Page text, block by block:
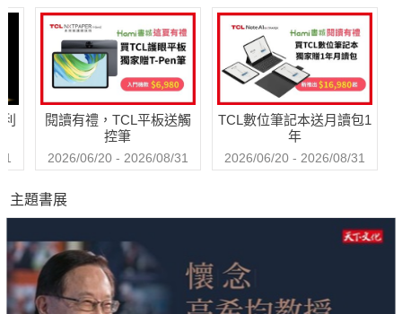
閱讀有禮，TCL平板送觸
控筆
2026/06/20 - 2026/08/31
TCL數位筆記本送月讀包1
年
2026/06/20 - 2026/08/31
主題書展